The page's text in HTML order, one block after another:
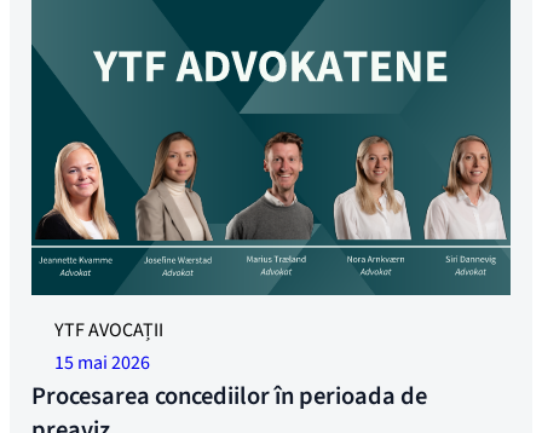
YTF AVOCAȚII
15 mai 2026
Procesarea concediilor în perioada de